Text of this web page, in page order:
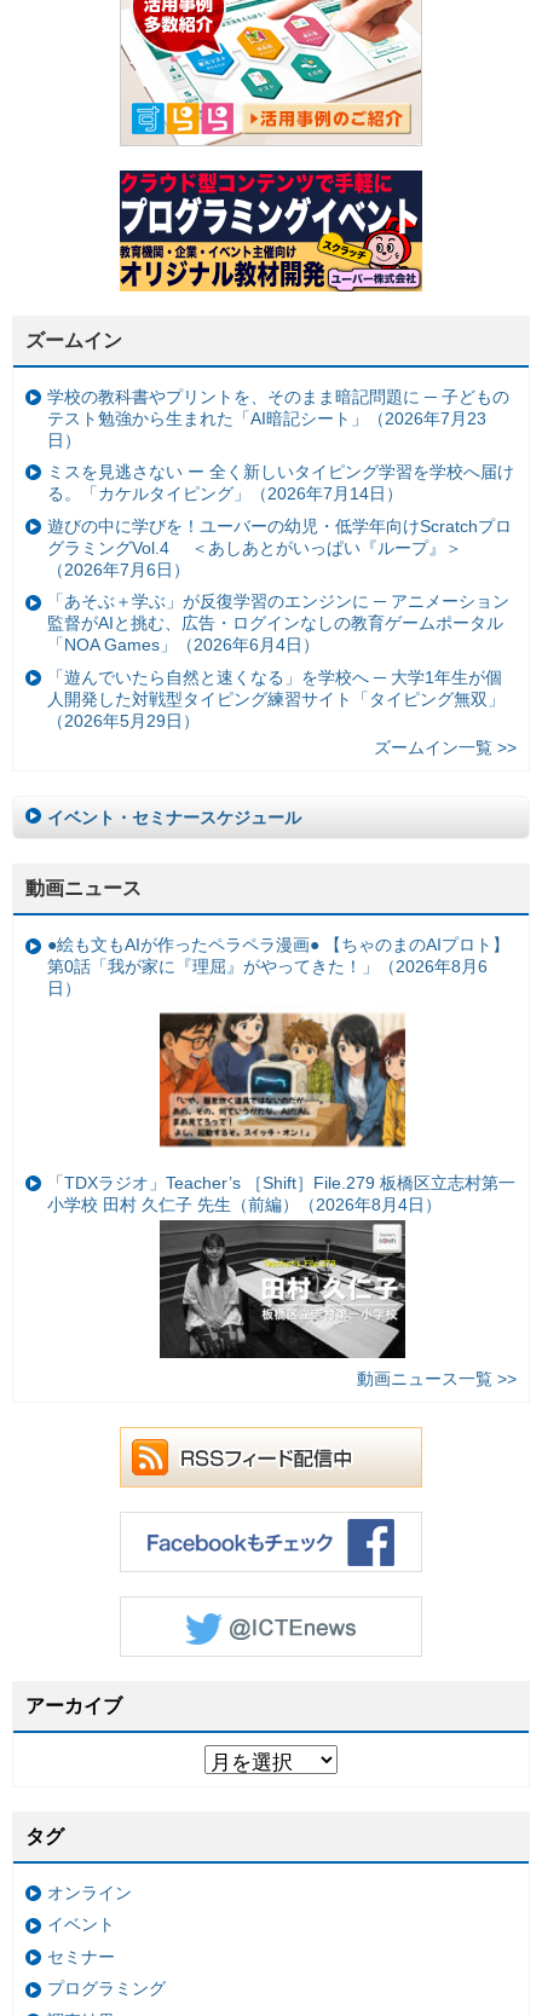
ズームイン
学校の教科書やプリントを、そのまま暗記問題に ─ 子どもの
テスト勉強から生まれた「AI暗記シート」（2026年7月23
日）
ミスを見逃さない ー 全く新しいタイピング学習を学校へ届け
る。「カケルタイピング」（2026年7月14日）
遊びの中に学びを！ユーバーの幼児・低学年向けScratchプロ
グラミングVol.4 ＜あしあとがいっぱい『ループ』＞
（2026年7月6日）
「あそぶ＋学ぶ」が反復学習のエンジンに ─ アニメーション
監督がAIと挑む、広告・ログインなしの教育ゲームポータル
「NOA Games」（2026年6月4日）
「遊んでいたら自然と速くなる」を学校へ ─ 大学1年生が個
人開発した対戦型タイピング練習サイト「タイピング無双」
（2026年5月29日）
ズームイン一覧 >>
イベント・セミナースケジュール
動画ニュース
●絵も文もAIが作ったペラペラ漫画● 【ちゃのまのAIプロト】
第0話「我が家に『理屈』がやってきた！」（2026年8月6
日）
「TDXラジオ」Teacher’s ［Shift］File.279 板橋区立志村第一
小学校 田村 久仁子 先生（前編）（2026年8月4日）
動画ニュース一覧 >>
アーカイブ
タグ
オンライン
イベント
セミナー
プログラミング